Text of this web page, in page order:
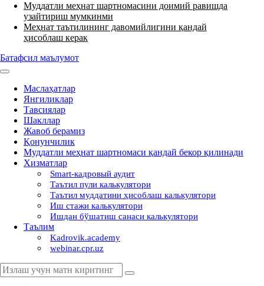
Муддатли меҳнат шартномасини доимий равишда
узайтириш мумкинми
Меҳнат таътилининг давомийлигини қандай
ҳисоблаш керак
Батафсил маълумот
Маслаҳатлар
Янгиликлар
Тавсиялар
Шакллар
Жавоб берамиз
Қонунчилик
Муддатли меҳнат шартномаси қандай бекор қилинади
Хизматлар
Smart-кадровый аудит
Таътил пули калькулятори
Таътил муддатини ҳисоблаш калькулятори
Иш стажи калькулятори
Ишдан бўшатиш санаси калькулятори
Таълим
Kadrovik.academy
webinar.cpr.uz